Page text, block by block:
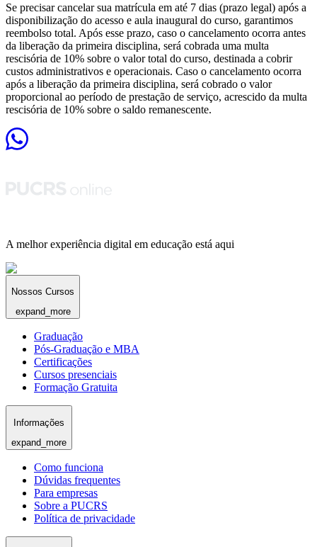
Se precisar cancelar sua matrícula em até 7 dias (prazo legal) após a
disponibilização do acesso e aula inaugural do curso, garantimos
reembolso total. Após esse prazo, caso o cancelamento ocorra antes
da liberação da primeira disciplina, será cobrada uma multa
rescisória de 10% sobre o valor total do curso, destinada a cobrir
custos administrativos e operacionais. Caso o cancelamento ocorra
após a liberação da primeira disciplina, será cobrado o valor
proporcional ao período de prestação de serviço, acrescido da multa
rescisória de 10% sobre o saldo remanescente.
A melhor experiência digital em educação está aqui
Nossos Cursos
expand_more
Graduação
Pós-Graduação e MBA
Certificações
Cursos presenciais
Formação Gratuita
Informações
expand_more
Como funciona
Dúvidas frequentes
Para empresas
Sobre a PUCRS
Política de privacidade